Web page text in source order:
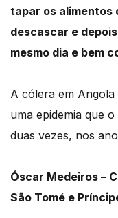
tapar os alimentos
descascar e
mesmo dia e bem
A cólera em Angola
uma epidemia que
duas vezes, nos
Óscar Medeiros –
São Tomé e